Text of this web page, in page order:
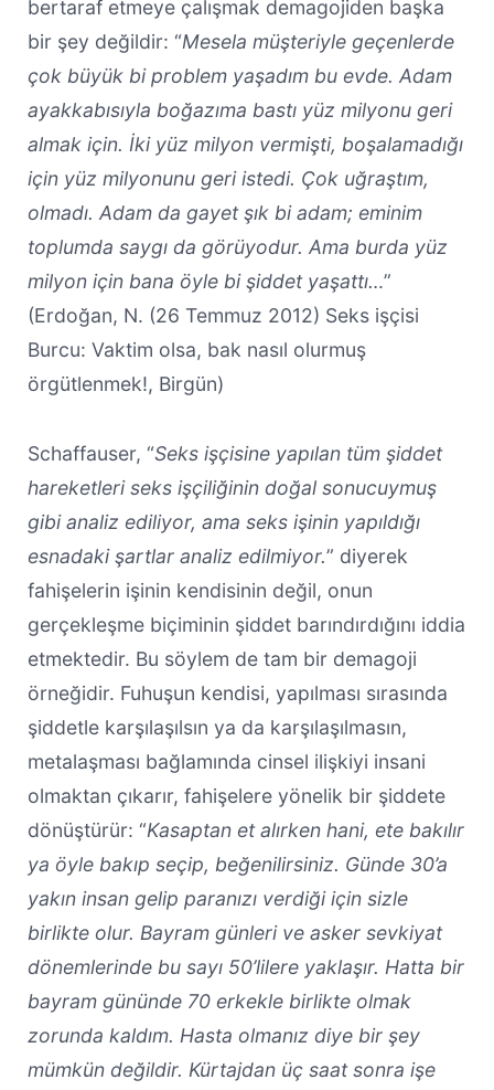
bertaraf etmeye çalışmak demagojiden başka
bir şey değildir: “Mesela müşteriyle geçenlerde
çok büyük bi problem yaşadım bu evde. Adam
ayakkabısıyla boğazıma bastı yüz milyonu geri
almak için. İki yüz milyon vermişti, boşalamadığı
için yüz milyonunu geri istedi. Çok uğraştım,
olmadı. Adam da gayet şık bi adam; eminim
toplumda saygı da görüyodur. Ama burda yüz
milyon için bana öyle bi şiddet yaşattı…”
(Erdoğan, N. (26 Temmuz 2012) Seks işçisi
Burcu: Vaktim olsa, bak nasıl olurmuş
örgütlenmek!, Birgün)
Schaffauser, “Seks işçisine yapılan tüm şiddet
hareketleri seks işçiliğinin doğal sonucuymuş
gibi analiz ediliyor, ama seks işinin yapıldığı
esnadaki şartlar analiz edilmiyor.” diyerek
fahişelerin işinin kendisinin değil, onun
gerçekleşme biçiminin şiddet barındırdığını iddia
etmektedir. Bu söylem de tam bir demagoji
örneğidir. Fuhuşun kendisi, yapılması sırasında
şiddetle karşılaşılsın ya da karşılaşılmasın,
metalaşması bağlamında cinsel ilişkiyi insani
olmaktan çıkarır, fahişelere yönelik bir şiddete
dönüştürür: “Kasaptan et alırken hani, ete bakılır
ya öyle bakıp seçip, beğenilirsiniz. Günde 30’a
yakın insan gelip paranızı verdiği için sizle
birlikte olur. Bayram günleri ve asker sevkiyat
dönemlerinde bu sayı 50’lilere yaklaşır. Hatta bir
bayram gününde 70 erkekle birlikte olmak
zorunda kaldım. Hasta olmanız diye bir şey
mümkün değildir. Kürtajdan üç saat sonra işe